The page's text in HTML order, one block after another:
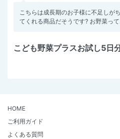
こちらは成長期のお子様に不足しが
てくれる商品だそうです? お野菜っ
こども野菜プラスお試し5日
HOME
ご利用ガイド
よくある質問